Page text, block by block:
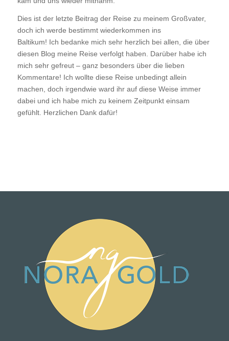
Dies ist der letzte Beitrag der Reise zu meinem Großvater,
doch ich werde bestimmt wiederkommen ins
Baltikum! Ich bedanke mich sehr herzlich bei allen, die über
diesen Blog meine Reise verfolgt haben. Darüber habe ich
mich sehr gefreut – ganz besonders über die lieben
Kommentare! Ich wollte diese Reise unbedingt allein
machen, doch irgendwie ward ihr auf diese Weise immer
dabei und ich habe mich zu keinem Zeitpunkt einsam
gefühlt. Herzlichen Dank dafür!